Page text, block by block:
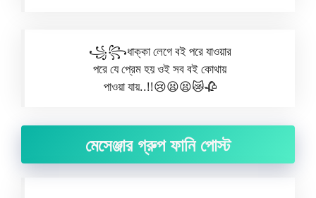
꧁꧂ধাক্কা লেগে বই পরে যাওয়ার
পরে যে প্রেম হয় ওই সব বই কোথায়
পাওয়া যায়..!!😢😫😫😿🥀
মেসেঞ্জার গ্রুপ ফানি পোস্ট